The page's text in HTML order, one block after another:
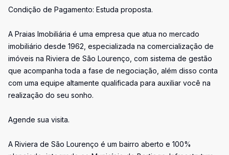
Condição de Pagamento: Estuda proposta.
A Praias Imobiliária é uma empresa que atua no mercado
imobiliário desde 1962, especializada na comercialização de
imóveis na Riviera de São Lourenço, com sistema de gestão
que acompanha toda a fase de negociação, além disso conta
com uma equipe altamente qualificada para auxiliar você na
realização do seu sonho.
Agende sua visita.
A Riviera de São Lourenço é um bairro aberto e 100%